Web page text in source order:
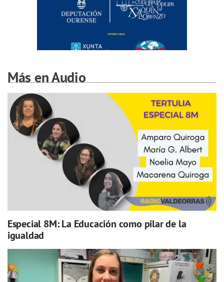
Más en Audio
Especial 8M: La Educación como pilar de la
igualdad